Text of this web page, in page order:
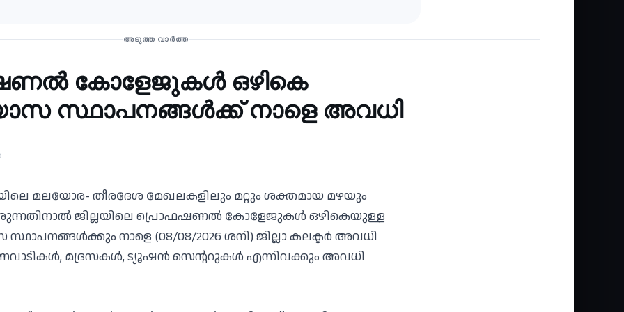
അടുത്ത വാർത്ത
കോളേജുകൾ ഒഴികെ
സ്ഥാപനങ്ങൾക്ക് നാളെ അവധി
മലയോര- തീരദേശ മേഖലകളിലും മറ്റും ശക്തമായ മഴയും
ജില്ലയിലെ പ്രൊഫഷണൽ കോളേജുകൾ ഒഴികെയുള്ള
സ്ഥാപനങ്ങൾക്കും നാളെ (08/08/2026 ശനി) ജില്ലാ കലക്ടർ അവധി
മദ്രസകൾ, ട്യൂഷൻ സെൻ്ററുകൾ എന്നിവക്കും അവധി